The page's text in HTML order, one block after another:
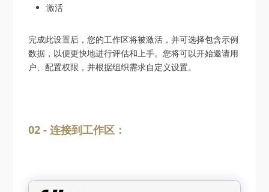
激活
完成此设置后，您的工作区将被激活，并可选择包含示例
数据，以便更快地进行评估和上手。您将可以开始邀请用
户、配置权限，并根据组织需求自定义设置。
02 - 连接到工作区：